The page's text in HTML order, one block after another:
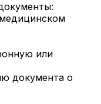
или
документа о